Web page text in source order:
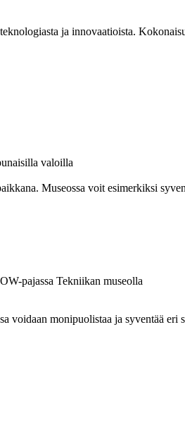
ja innovaatioista.
Museossa voit esimerkiksi
voidaan monipuolistaa ja syventää eri